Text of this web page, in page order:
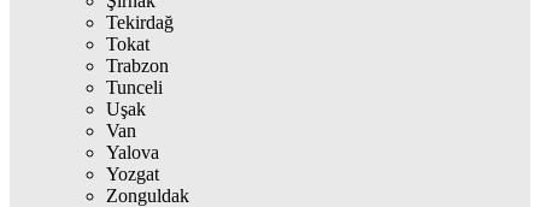
Tekirdağ
Tokat
Trabzon
Tunceli
Uşak
Van
Yalova
Yozgat
Zonguldak